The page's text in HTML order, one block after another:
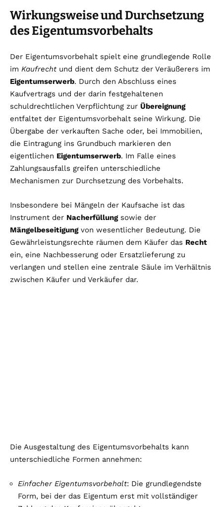
Wirkungsweise und Durchsetzung
des Eigentumsvorbehalts
Der Eigentumsvorbehalt spielt eine grundlegende Rolle
im Kaufrecht und dient dem Schutz der Veräußerers im
Eigentumserwerb. Durch den Abschluss eines
Kaufvertrags und der darin festgehaltenen
schuldrechtlichen Verpflichtung zur Übereignung
entfaltet der Eigentumsvorbehalt seine Wirkung. Die
Übergabe der verkauften Sache oder, bei Immobilien,
die Eintragung ins Grundbuch markieren den
eigentlichen Eigentumserwerb. Im Falle eines
Zahlungsausfalls greifen unterschiedliche
Mechanismen zur Durchsetzung des Vorbehalts.
Insbesondere bei Mängeln der Kaufsache ist das
Instrument der Nacherfüllungsowie der
Mängelbeseitigungvon wesentlicher Bedeutung. Die
Gewährleistungsrechte räumen dem Käufer das Recht
ein, eine Nachbesserung oder Ersatzlieferung zu
verlangen und stellen eine zentrale Säule im Verhältnis
zwischen Käufer und Verkäufer dar.
Die Ausgestaltung des Eigentumsvorbehalts kann
unterschiedliche Formen annehmen:
Einfacher Eigentumsvorbehalt: Die grundlegendste
Form, bei der das Eigentum erst mit vollständiger